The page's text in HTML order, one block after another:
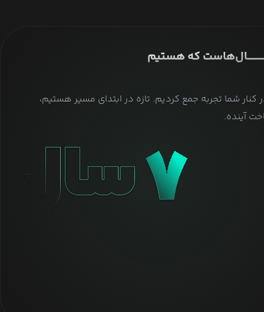
که هستیم
کنار شما تجربه جمع کردیم. تازه در ابتدای مسیر هستیم،
آینده.